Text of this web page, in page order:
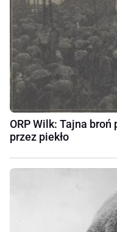
ORP Wilk: Tajna
przez piekło